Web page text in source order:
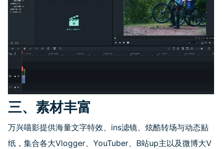
三、素材丰富
万兴喵影提供海量文字特效、 ins滤镜、炫酷转场与动态贴
纸，集合各大Vlogger、 YouTuber、 B站up主以及微博大V